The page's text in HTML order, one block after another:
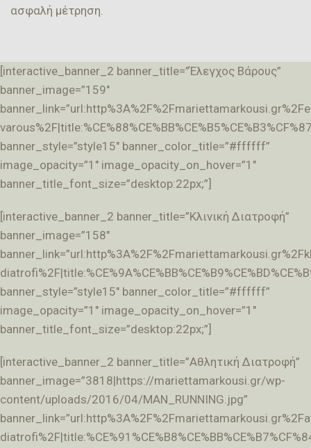
ασφαλή μέτρηση.
[interactive_banner_2 banner_title=”Έλεγχος Βάρους”
banner_image=”159″
banner_style=”style15″ banner_color_title=”#ffffff”
image_opacity=”1″ image_opacity_on_hover=”1″
banner_title_font_size=”desktop:22px;”]
[interactive_banner_2 banner_title=”Κλινική Διατροφή”
banner_image=”158″
banner_style=”style15″ banner_color_title=”#ffffff”
image_opacity=”1″ image_opacity_on_hover=”1″
banner_title_font_size=”desktop:22px;”]
[interactive_banner_2 banner_title=”Αθλητική Διατροφή”
banner_image=”3818|https://mariettamarkousi.gr/wp-
content/uploads/2016/04/MAN_RUNNING.jpg”